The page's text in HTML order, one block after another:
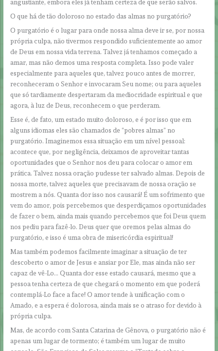
angustiante, embora eles já tenham certeza de que serão salvos.
O que há de tão doloroso no estado das almas no purgatório?
O purgatório é o lugar para onde nossa alma deve ir se, por nossa
própria culpa, não tivermos respondido suficientemente ao amor
de Deus em nossa vida terrena. Talvez já tenhamos começado a
amar, mas não demos uma resposta completa. Isso pode valer
especialmente para aqueles que, talvez pouco antes de morrer,
reconheceram o Senhor e invocaram Seu nome; ou para aqueles
que só tardiamente despertaram da mediocridade espiritual e que
agora, à luz de Deus, reconhecem o que perderam.
Esse é, de fato, um estado muito doloroso, e é por isso que em
alguns idiomas eles são chamados de “pobres almas” no
purgatório. Imaginemos essa situação em um nível pessoal:
acontece que, por negligência, deixamos de aproveitar tantas
oportunidades que o Senhor nos deu para colocar o amor em
prática. Talvez nossa oração pudesse ter salvado almas. Depois de
nossa morte, talvez aqueles que precisavam de nossa oração se
mostrem a nós. Quanta dor isso nos causará! É um sofrimento que
vem do amor, pois percebemos que desperdiçamos oportunidades
de fazer o bem, ainda mais quando percebemos que foi Deus quem
nos pediu para fazê-lo. Deus quer que oremos pelas almas do
purgatório, e isso é uma obra de misericórdia espiritual!
Mas também podemos facilmente imaginar a situação de ter
descoberto o amor de Jesus e ansiar por Ele, mas ainda não ser
capaz de vê-Lo… Quanta dor esse estado causará, mesmo que a
pessoa tenha certeza de que chegará o momento em que poderá
contemplá-Lo face a face! O amor tende à unificação com o
Amado, e a espera é dolorosa, ainda mais se o atraso for devido à
própria culpa.
Mas, de acordo com Santa Catarina de Gênova, o purgatório não é
apenas um lugar de tormento; é também um lugar de muito